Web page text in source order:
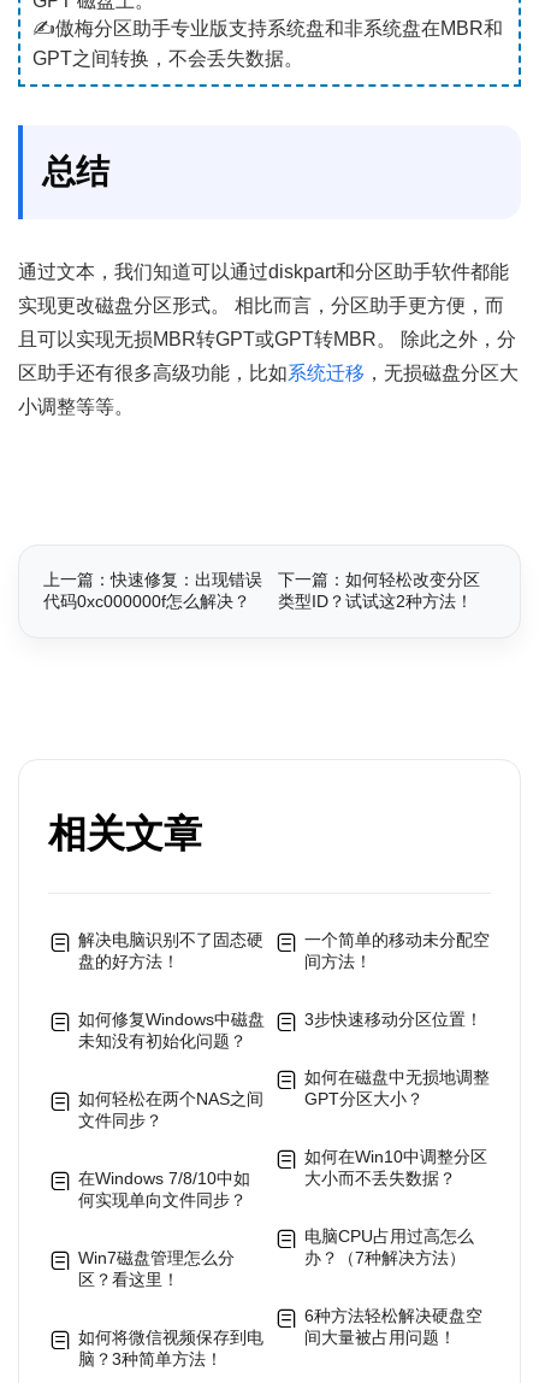
✍傲梅分区助手专业版支持系统盘和非系统盘在MBR和
GPT之间转换，不会丢失数据。
总结
通过文本，我们知道可以通过diskpart和分区助手软件都能
实现更改磁盘分区形式。 相比而言，分区助手更方便，而
且可以实现无损MBR转GPT或GPT转MBR。 除此之外，分
区助手还有很多高级功能，比如系统迁移 ，无损磁盘分区大
小调整等等。
上一篇：快速修复：出现错误
代码0xc000000f怎么解决？
下一篇：如何轻松改变分区
类型ID？试试这2种方法！
相关文章
解决电脑识别不了固态硬
盘的好方法！
如何修复Windows中磁盘
未知没有初始化问题？
如何轻松在两个NAS之间
文件同步？
在Windows 7/8/10中如
何实现单向文件同步？
Win7磁盘管理怎么分
区？看这里！
如何将微信视频保存到电
脑？3种简单方法！
一个简单的移动未分配空
间方法！
3步快速移动分区位置！
如何在磁盘中无损地调整
GPT分区大小？
如何在Win10中调整分区
大小而不丢失数据？
电脑CPU占用过高怎么
办？（7种解决方法）
6种方法轻松解决硬盘空
间大量被占用问题！